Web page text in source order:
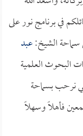
في برنامج نور على
سماحة الشيخ:عبد
البحوث العلمية
نرحب بسماحة
فأهلاً وسهلاً